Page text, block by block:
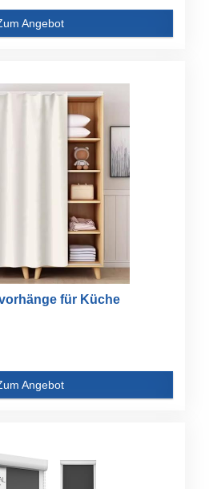
Angebot
für Küche
Angebot